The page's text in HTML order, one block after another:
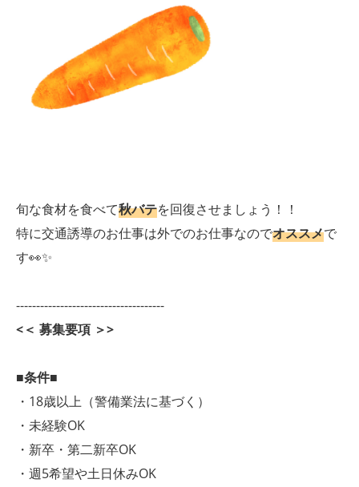
旬な食材を食べて秋バテを回復させましょう！！
特に交通誘導のお仕事は外でのお仕事なのでオススメで
す👀✨
-------------------------------------
<＜ 募集要項 ＞>
■条件■
・18歳以上（警備業法に基づく）
・未経験OK
・新卒・第二新卒OK
・週5希望や土日休みOK